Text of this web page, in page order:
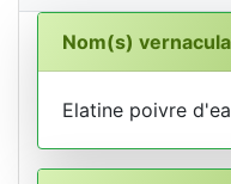
Nom(s)
Elatine poivre